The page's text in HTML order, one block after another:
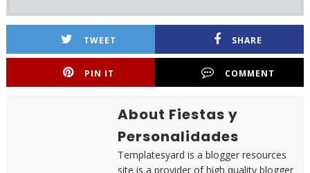
TWEET SHARE
PIN IT COMMENT
About Fiestas y
Personalidades
Templatesyard is a blogger resources
site is a provider of high quality blogger